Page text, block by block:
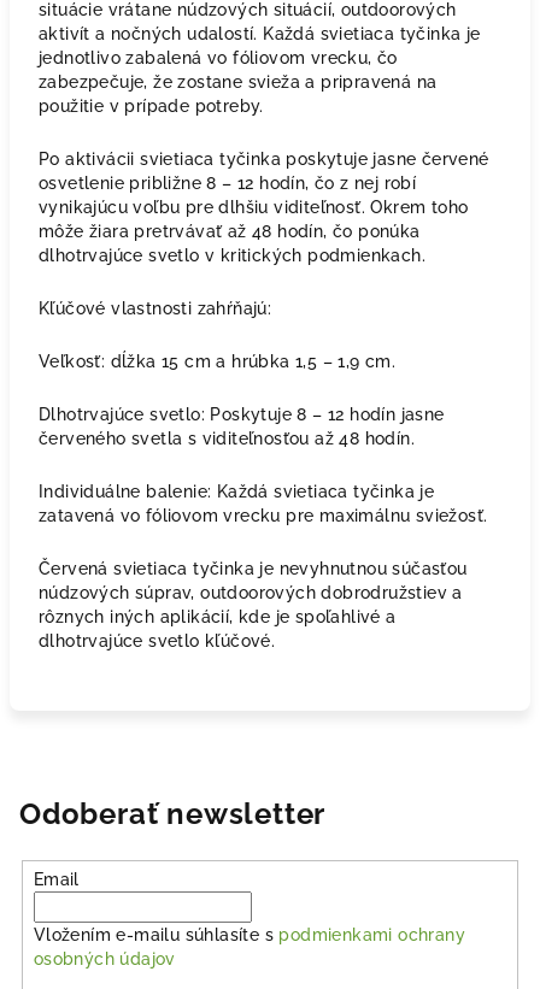
situácie vrátane núdzových situácií, outdoorových
aktivít a nočných udalostí. Každá svietiaca tyčinka je
jednotlivo zabalená vo fóliovom vrecku, čo
zabezpečuje, že zostane svieža a pripravená na
použitie v prípade potreby.
Po aktivácii svietiaca tyčinka poskytuje jasne červené
osvetlenie približne 8 – 12 hodín, čo z nej robí
vynikajúcu voľbu pre dlhšiu viditeľnosť. Okrem toho
môže žiara pretrvávať až 48 hodín, čo ponúka
dlhotrvajúce svetlo v kritických podmienkach.
Kľúčové vlastnosti zahŕňajú:
Veľkosť: dĺžka 15 cm a hrúbka 1,5 – 1,9 cm.
Dlhotrvajúce svetlo: Poskytuje 8 – 12 hodín jasne
červeného svetla s viditeľnosťou až 48 hodín.
Individuálne balenie: Každá svietiaca tyčinka je
zatavená vo fóliovom vrecku pre maximálnu sviežosť.
Červená svietiaca tyčinka je nevyhnutnou súčasťou
núdzových súprav, outdoorových dobrodružstiev a
rôznych iných aplikácií, kde je spoľahlivé a
dlhotrvajúce svetlo kľúčové.
Odoberať newsletter
Email
Vložením e-mailu súhlasíte s podmienkami ochrany
osobných údajov